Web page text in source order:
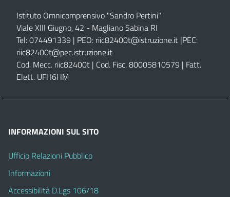
Istituto Omnicomprensivo "Sandro Pertini"
Viale XIII Giugno, 42 - Magliano Sabina RI
Tel: 074491339 | PEO: riic82400t@istruzione.it |PEC:
riic82400t@pec.istruzione.it
Cod. Mecc. riic82400t | Cod. Fisc. 80005810579 | Fatt.
Elett. UFH6HM
INFORMAZIONI SUL SITO
Ufficio Relazioni Pubblico
Informazioni
Accessibilità D.Lgs 106/18